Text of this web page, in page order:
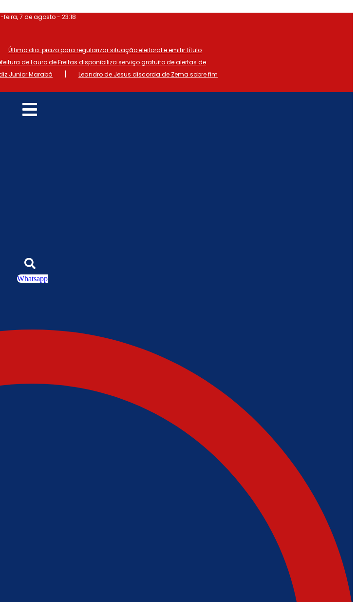
feira, 7 de agosto - 23:18
Último dia: prazo para regularizar situação eleitoral e emitir título
de Lauro de Freitas disponibiliza serviço gratuito de alertas de
Junior Marabá |
Leandro de Jesus discorda de Zema sobre fim
Whatsapp